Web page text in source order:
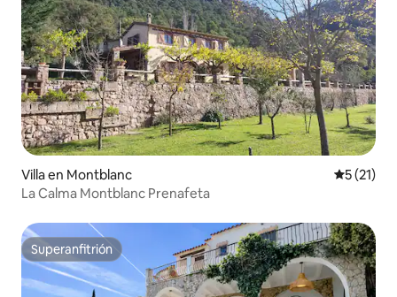
Villa en Montblanc
5 (21)
La Calma Montblanc Prenafeta
Superanfitrión
Superanfitrión